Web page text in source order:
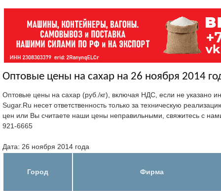
Оптовые цены на сахар на 26 ноября 2014
Оптовые цены на сахар (руб./кг), включая НДС, если не указано
Sugar.Ru несет ответственность только за техническую
цен или Вы считаете наши цены неправильными, свяжитесь с
921-6665
Дата: 26 ноября 2014 года
Город Фирма